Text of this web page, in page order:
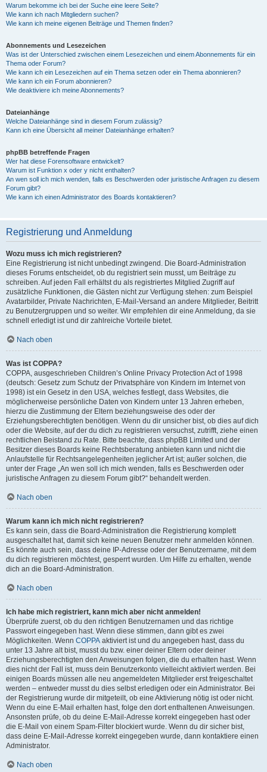
Warum bekomme ich bei der Suche eine leere Seite?
Wie kann ich nach Mitgliedern suchen?
Wie kann ich meine eigenen Beiträge und Themen finden?
Abonnements und Lesezeichen
Was ist der Unterschied zwischen einem Lesezeichen und einem Abonnements für ein
Thema oder Forum?
Wie kann ich ein Lesezeichen auf ein Thema setzen oder ein Thema abonnieren?
Wie kann ich ein Forum abonnieren?
Wie deaktiviere ich meine Abonnements?
Dateianhänge
Welche Dateianhänge sind in diesem Forum zulässig?
Kann ich eine Übersicht all meiner Dateianhänge erhalten?
phpBB betreffende Fragen
Wer hat diese Forensoftware entwickelt?
Warum ist Funktion x oder y nicht enthalten?
An wen soll ich mich wenden, falls es Beschwerden oder juristische Anfragen zu diesem
Forum gibt?
Wie kann ich einen Administrator des Boards kontaktieren?
Registrierung und Anmeldung
Wozu muss ich mich registrieren?
Eine Registrierung ist nicht unbedingt zwingend. Die Board-Administration
dieses Forums entscheidet, ob du registriert sein musst, um Beiträge zu
schreiben. Auf jeden Fall erhältst du als registriertes Mitglied Zugriff auf
zusätzliche Funktionen, die Gästen nicht zur Verfügung stehen: zum Beispiel
Avatarbilder, Private Nachrichten, E-Mail-Versand an andere Mitglieder, Beitritt
zu Benutzergruppen und so weiter. Wir empfehlen dir eine Anmeldung, da sie
schnell erledigt ist und dir zahlreiche Vorteile bietet.
Nach oben
Was ist COPPA?
COPPA, ausgeschrieben Children’s Online Privacy Protection Act of 1998
(deutsch: Gesetz zum Schutz der Privatsphäre von Kindern im Internet von
1998) ist ein Gesetz in den USA, welches festlegt, dass Websites, die
möglicherweise persönliche Daten von Kindern unter 13 Jahren erheben,
hierzu die Zustimmung der Eltern beziehungsweise des oder der
Erziehungsberechtigten benötigen. Wenn du dir unsicher bist, ob dies auf dich
oder die Website, auf der du dich zu registrieren versuchst, zutrifft, ziehe einen
rechtlichen Beistand zu Rate. Bitte beachte, dass phpBB Limited und der
Besitzer dieses Boards keine Rechtsberatung anbieten kann und nicht die
Anlaufstelle für Rechtsangelegenheiten jeglicher Art ist; außer solchen, die
unter der Frage „An wen soll ich mich wenden, falls es Beschwerden oder
juristische Anfragen zu diesem Forum gibt?“ behandelt werden.
Nach oben
Warum kann ich mich nicht registrieren?
Es kann sein, dass die Board-Administration die Registrierung komplett
ausgeschaltet hat, damit sich keine neuen Benutzer mehr anmelden können.
Es könnte auch sein, dass deine IP-Adresse oder der Benutzername, mit dem
du dich registrieren möchtest, gesperrt wurden. Um Hilfe zu erhalten, wende
dich an die Board-Administration.
Nach oben
Ich habe mich registriert, kann mich aber nicht anmelden!
Überprüfe zuerst, ob du den richtigen Benutzernamen und das richtige
Passwort eingegeben hast. Wenn diese stimmen, dann gibt es zwei
Möglichkeiten. Wenn COPPA aktiviert ist und du angegeben hast, dass du
unter 13 Jahre alt bist, musst du bzw. einer deiner Eltern oder deiner
Erziehungsberechtigten den Anweisungen folgen, die du erhalten hast. Wenn
dies nicht der Fall ist, muss dein Benutzerkonto vielleicht aktiviert werden. Bei
einigen Boards müssen alle neu angemeldeten Mitglieder erst freigeschaltet
werden – entweder musst du dies selbst erledigen oder ein Administrator. Bei
der Registrierung wurde dir mitgeteilt, ob eine Aktivierung nötig ist oder nicht.
Wenn du eine E-Mail erhalten hast, folge den dort enthaltenen Anweisungen.
Ansonsten prüfe, ob du deine E-Mail-Adresse korrekt eingegeben hast oder
die E-Mail von einem Spam-Filter blockiert wurde. Wenn du dir sicher bist,
dass deine E-Mail-Adresse korrekt eingegeben wurde, dann kontaktiere einen
Administrator.
Nach oben